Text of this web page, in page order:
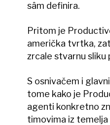
sâm definira.
Pritom je
američka tvrtka,
zrcale stvarnu sliku
S osnivačem i
tome kako je
agenti konkretno
timovima iz temelja